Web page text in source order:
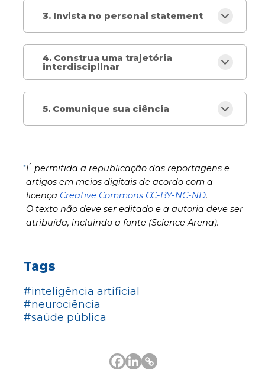
3. Invista no personal statement
4. Construa uma trajetória
interdisciplinar
5. Comunique sua ciência
*É permitida a republicação das reportagens e
artigos em meios digitais de acordo com a
licença Creative Commons CC-BY-NC-ND.
O texto não deve ser editado e a autoria deve ser
atribuída, incluindo a fonte (Science Arena).
Tags
#inteligência artificial
#neurociência
#saúde pública